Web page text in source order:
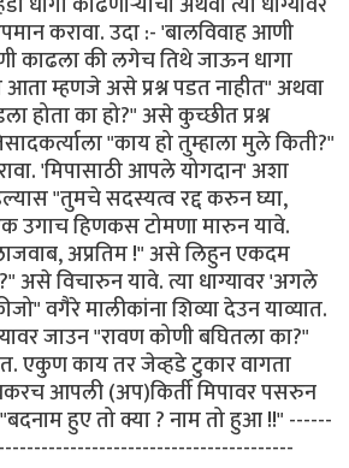
करावा. उदा :- 'बालविवाह आणी
काढला की लगेच तिथे जाऊन धागा
आता म्हणजे असे प्रश्न पडत नाहीत" अथवा
होता का हो?" असे कुच्छीत प्रश्न
"काय हो तुम्हाला मुले किती?"
'मिपासाठी आपले योगदान' अशा
"तुमचे सदस्यत्व रद्द करुन घ्या,
उगाच हिणकस टोमणा मारुन यावे.
अप्रतिम !" असे लिहुन एकदम
असे विचारुन यावे. त्या धाग्यावर 'अगले
वगैरे मालीकांना शिव्या देउन याव्यात.
जाउन "रावण कोणी बघितला का?"
एकुण काय तर जेव्हडे टुकार वागता
आपली (अप)किर्ती मिपावर पसरुन
हुए तो क्या ? नाम तो हुआ !!" ------